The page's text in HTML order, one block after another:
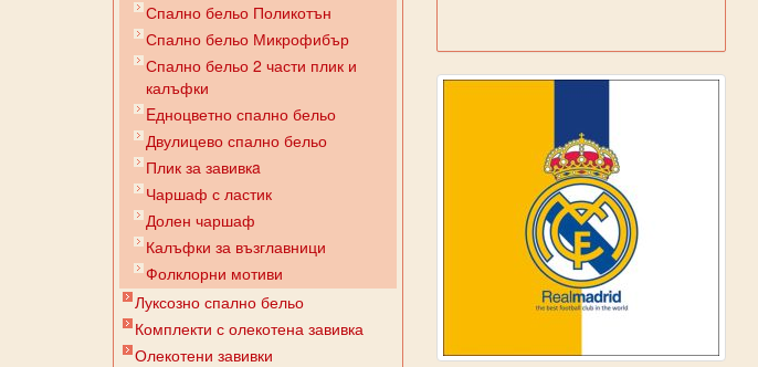
Спално бельо Поликотън
Спално бельо Микрофибър
Спално бельо 2 части плик и
калъфки
Eдноцветно спално бельо
Двулицево спално бельо
Плик за завивкa
Чаршаф с ластик
Долен чаршаф
Калъфки за възглавници
Фолклорни мотиви
Луксозно спално бельо
Комплекти с олекотена завивка
Олекотени завивки